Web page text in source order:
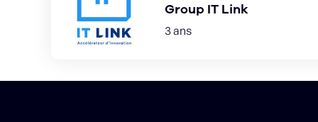
Group IT Link
3 ans